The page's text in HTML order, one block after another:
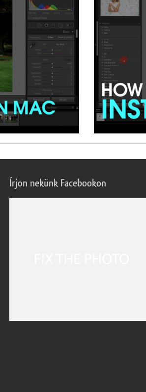
Írjon nekünk Facebookon